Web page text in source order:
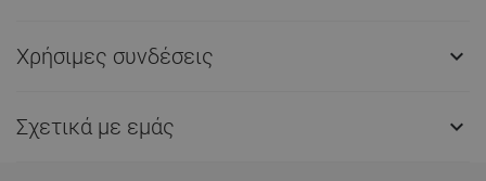
Χρήσιμες συνδέσεις 
Σχετικά με εμάς 